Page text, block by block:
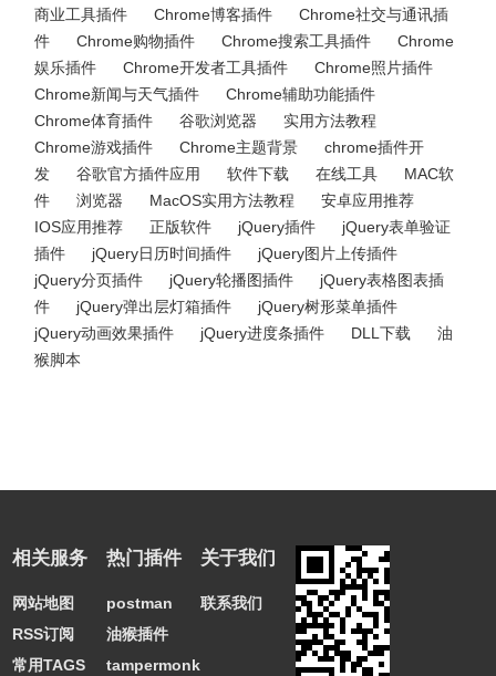
商业工具插件
Chrome博客插件
Chrome社交与通讯插
件
Chrome购物插件 Chrome搜索工具插件
Chrome
娱乐插件
Chrome开发者工具插件
Chrome照片插件
Chrome新闻与天气插件
Chrome辅助功能插件
Chrome体育插件
谷歌浏览器
实用方法教程
Chrome游戏插件
Chrome主题背景
chrome插件开
发
谷歌官方插件应用 软件下载 在线工具
MAC软
件
浏览器 MacOS实用方法教程
安卓应用推荐
IOS应用推荐
正版软件 jQuery插件
jQuery表单验证
插件
jQuery日历时间插件
jQuery图片上传插件
jQuery分页插件
jQuery轮播图插件
jQuery表格图表插
件
jQuery弹出层灯箱插件
jQuery树形菜单插件
jQuery动画效果插件
jQuery进度条插件 DLL下载
油
猴脚本
相关服务
网站地图
RSS订阅
常用TAGS
热门插件
postman
油猴插件
tampermonkey
关于我们
联系我们